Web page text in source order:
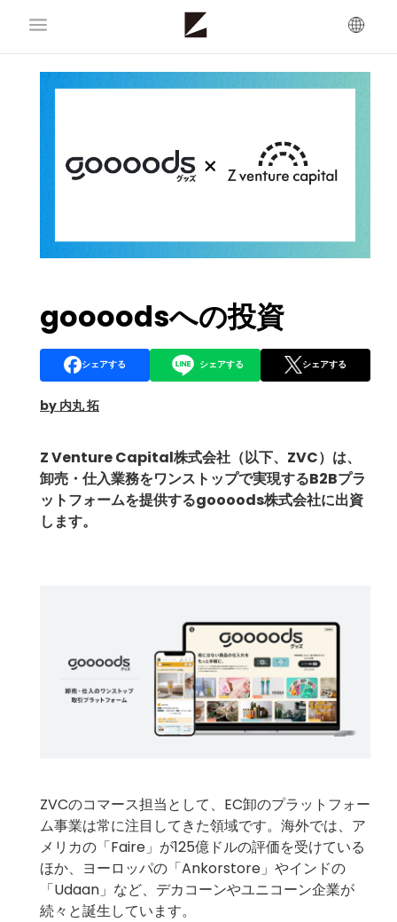
goooodsへの投資
シェアする シェアする シェアする
by 内丸 拓
Z Venture Capital株式会社（以下、ZVC）は、
卸売・仕入業務をワンストップで実現するB2Bプラ
ットフォームを提供するgoooods株式会社に出資
します。
ZVCのコマース担当として、EC卸のプラットフォー
ム事業は常に注目してきた領域です。海外では、ア
メリカの「Faire」が125億ドルの評価を受けている
ほか、ヨーロッパの「Ankorstore」やインドの
「Udaan」など、デカコーンやユニコーン企業が
続々と誕生しています。